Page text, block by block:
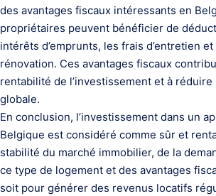
des avantages fiscaux intéressants en
propriétaires peuvent bénéficier de
intérêts d’emprunts, les frais d’entretien
rénovation. Ces avantages fiscaux
rentabilité de l’investissement et à réduire
globale.
En conclusion, l’investissement dans un
Belgique est considéré comme sûr et
stabilité du marché immobilier, de la
ce type de logement et des avantages
soit pour générer des revenus locatifs